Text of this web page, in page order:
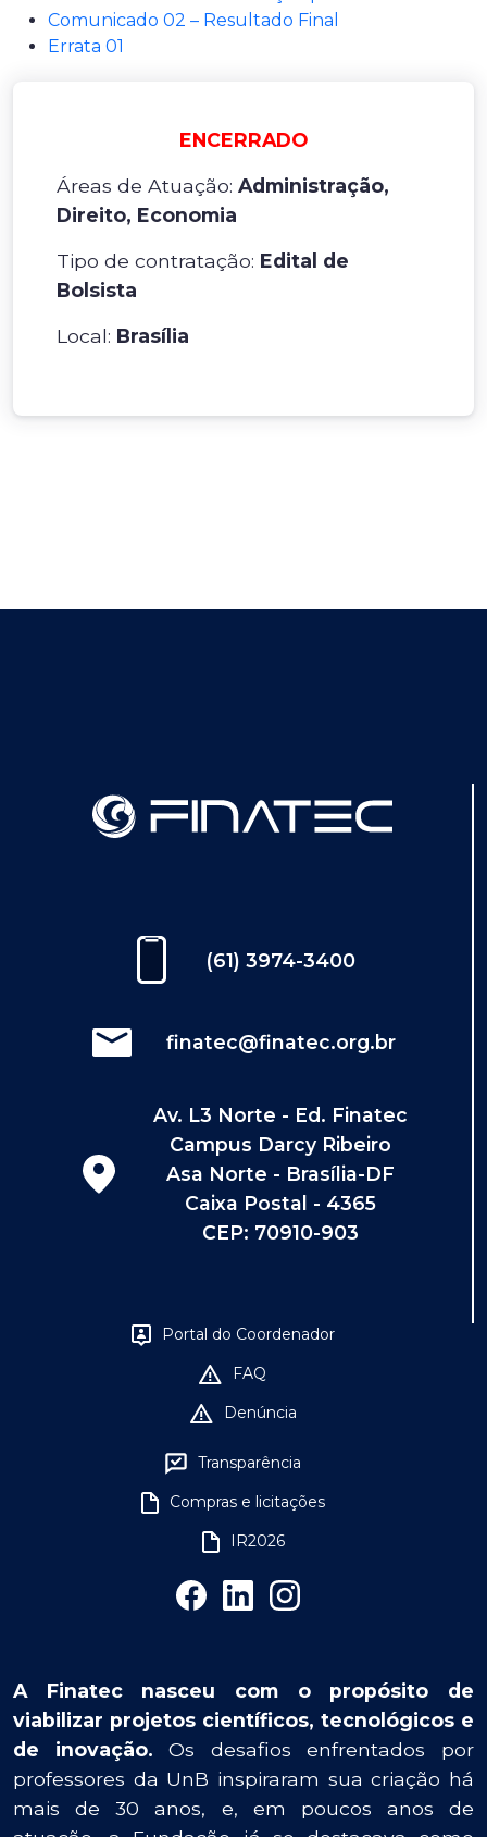
Comunicado 02 – Resultado Final
Errata 01
ENCERRADO
Áreas de Atuação: Administração,
Direito, Economia
Tipo de contratação: Edital de
Bolsista
Local: Brasília
(61) 3974-3400
finatec@finatec.org.br
Av. L3 Norte - Ed. Finatec
Campus Darcy Ribeiro
Asa Norte - Brasília-DF
Caixa Postal - 4365
CEP: 70910-903
Portal do Coordenador
FAQ
Denúncia
Transparência
Compras e licitações
IR2026
A Finatec nasceu com o propósito de
viabilizar projetos científicos, tecnológicos e
de inovação. Os desafios enfrentados por
professores da UnB inspiraram sua criação há
mais de 30 anos, e, em poucos anos de